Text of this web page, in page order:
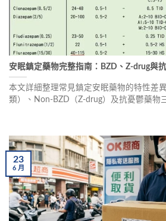
安眠鎮定藥物完整指南：BZD、Z-drug與
本文詳細整理常見鎮定安眠藥物的特性差
類）、Non-BZD（Z-drug）及抗憂鬱藥物
23
6月